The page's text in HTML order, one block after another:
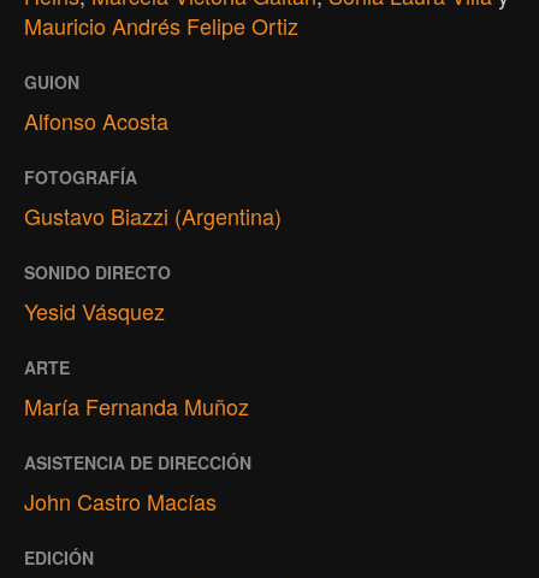
Mauricio Andrés Felipe Ortiz
GUION
Alfonso Acosta
FOTOGRAFÍA
Gustavo Biazzi (Argentina)
SONIDO DIRECTO
Yesid Vásquez
ARTE
María Fernanda Muñoz
ASISTENCIA DE DIRECCIÓN
John Castro Macías
EDICIÓN